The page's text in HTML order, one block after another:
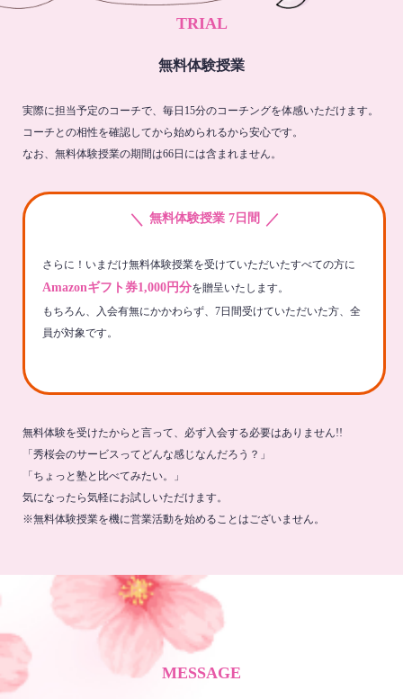
TRIAL
無料体験授業
実際に担当予定のコーチで、毎日15分のコーチングを体感いただけます。
コーチとの相性を確認してから始められるから安心です。
なお、無料体験授業の期間は66日には含まれません。
＼ 無料体験授業 7日間 ／
さらに！いまだけ無料体験授業を受けていただいたすべての方に
Amazonギフト券1,000円分を贈呈いたします。
もちろん、入会有無にかかわらず、7日間受けていただいた方、全
員が対象です。
無料体験を受けたからと言って、必ず入会する必要はありません!!
「秀桜会のサービスってどんな感じなんだろう？」
「ちょっと塾と比べてみたい。」
気になったら気軽にお試しいただけます。
※無料体験授業を機に営業活動を始めることはございません。
MESSAGE